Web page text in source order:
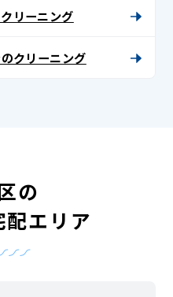
リーニング
クリーニング
の
エリア